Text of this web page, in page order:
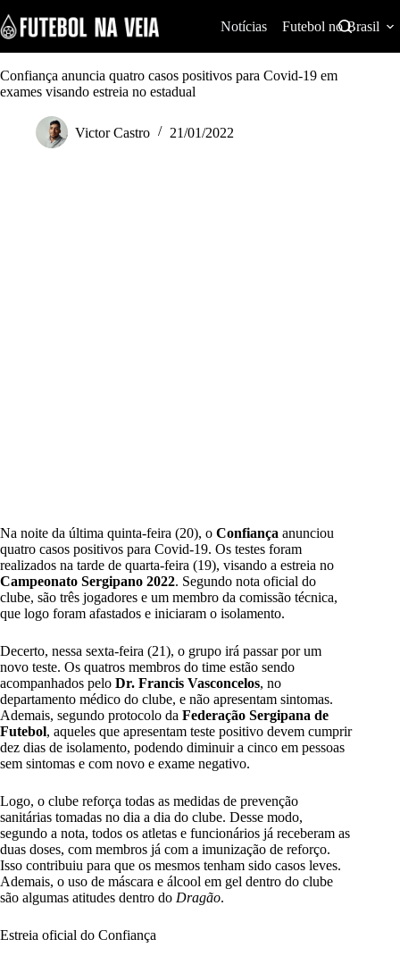
k
i
p
t
o
Notícias Futebol no Brasil
Confiança anuncia quatro casos positivos para Covid-19 em
exames visando estreia no estadual
Victor Castro 21/01/2022
Na noite da última quinta-feira (20), o Confiança anunciou
quatro casos positivos para Covid-19. Os testes foram
realizados na tarde de quarta-feira (19), visando a estreia no
Campeonato Sergipano 2022. Segundo nota oficial do
clube, são três jogadores e um membro da comissão técnica,
que logo foram afastados e iniciaram o isolamento.
Decerto, nessa sexta-feira (21), o grupo irá passar por um
novo teste. Os quatros membros do time estão sendo
acompanhados pelo Dr. Francis Vasconcelos, no
departamento médico do clube, e não apresentam sintomas.
Ademais, segundo protocolo da Federação Sergipana de
Futebol, aqueles que apresentam teste positivo devem cumprir
dez dias de isolamento, podendo diminuir a cinco em pessoas
sem sintomas e com novo e exame negativo.
Logo, o clube reforça todas as medidas de prevenção
sanitárias tomadas no dia a dia do clube. Desse modo,
segundo a nota, todos os atletas e funcionários já receberam as
duas doses, com membros já com a imunização de reforço.
Isso contribuiu para que os mesmos tenham sido casos leves.
Ademais, o uso de máscara e álcool em gel dentro do clube
são algumas atitudes dentro do Dragão.
Estreia oficial do Confiança